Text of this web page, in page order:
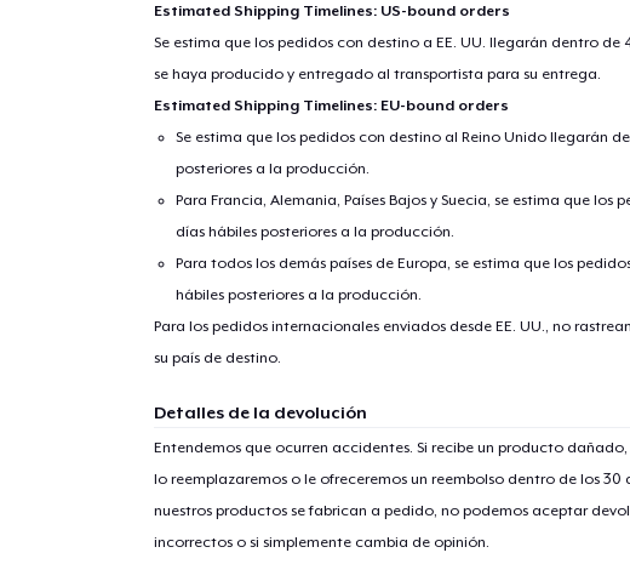
Estimated Shipping Timelines: US-bound orders
Se estima que los pedidos con destino a EE. UU. llegarán dentro de
se haya producido y entregado al transportista para su entrega.
Estimated Shipping Timelines: EU-bound orders
Se estima que los pedidos con destino al Reino Unido llegarán
posteriores a la producción.
Para Francia, Alemania, Países Bajos y Suecia, se estima que los
días hábiles posteriores a la producción.
Para todos los demás países de Europa, se estima que los
hábiles posteriores a la producción.
Para los pedidos internacionales enviados desde EE. UU., no
su país de destino.
Detalles de la devolución
Entendemos que ocurren accidentes. Si recibe un producto
lo reemplazaremos o le ofreceremos un reembolso dentro de los 30
nuestros productos se fabrican a pedido, no podemos aceptar
incorrectos o si simplemente cambia de opinión.
1artículo